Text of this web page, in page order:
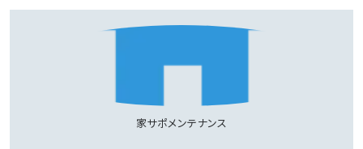
家サポメンテナンス